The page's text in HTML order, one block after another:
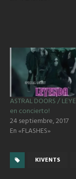
ASTRAL DOORS /
en concierto!
24 septiembre, 2017
En «FLASHES»
KIVENTS